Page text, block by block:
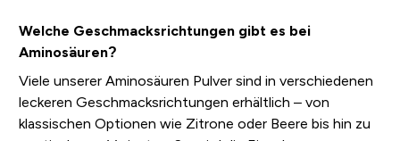
Welche Geschmacksrichtungen gibt es bei
Aminosäuren?
Viele unserer Aminosäuren Pulver sind in verschiedenen
leckeren Geschmacksrichtungen erhältlich – von
klassischen Optionen wie Zitrone oder Beere bis hin zu